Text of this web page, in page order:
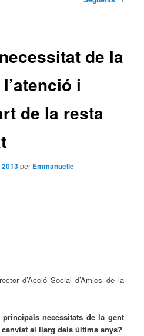
de la
i
de la resta
per Emmanuelle
d’Acció Social d’Amics de la
necessitats de la gent
al llarg dels últims anys?